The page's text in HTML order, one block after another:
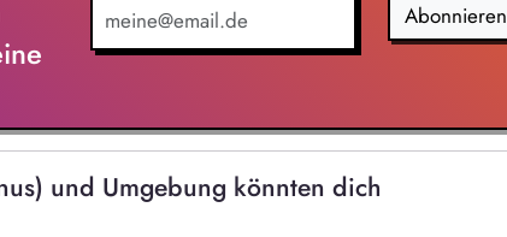
Abonnieren
und Umgebung könnten dich